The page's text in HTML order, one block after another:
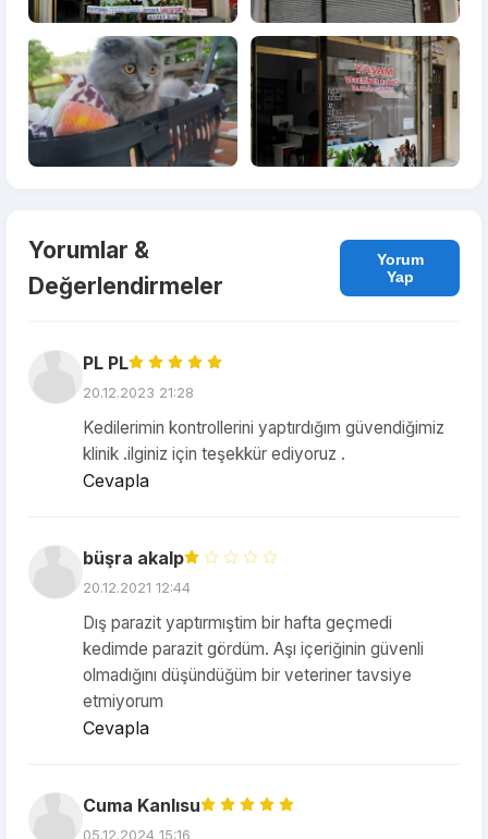
Yorumlar &
Değerlendirmeler
Yorum
Yap
PL PL
20.12.2023 21:28
Kedilerimin kontrollerini yaptırdığım güvendiğimiz
klinik .ilginiz için teşekkür ediyoruz .
Cevapla
büşra akalp
20.12.2021 12:44
Dış parazit yaptırmıştim bir hafta geçmedi
kedimde parazit gördüm. Aşı içeriğinin güvenli
olmadığını düşündüğüm bir veteriner tavsiye
etmiyorum
Cevapla
Cuma Kanlısu
05.12.2024 15:16